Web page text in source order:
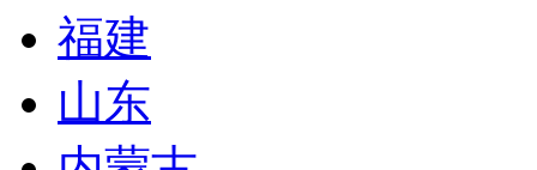
福建
山东